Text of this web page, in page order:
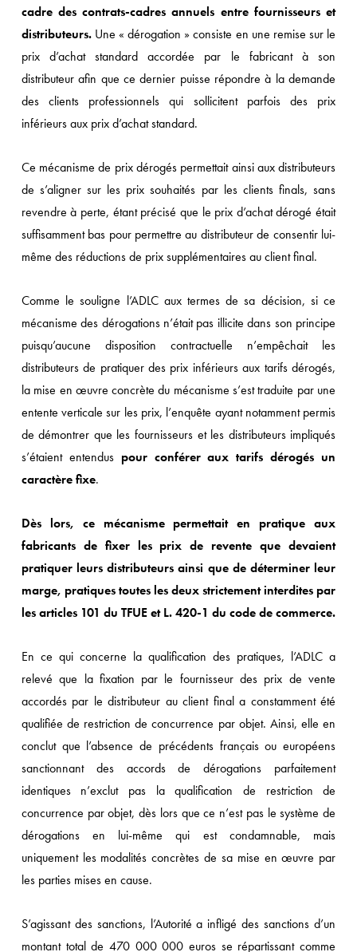
cadre des contrats-cadres annuels entre fournisseurs et
distributeurs. Une « dérogation » consiste en une remise sur le
prix d’achat standard accordée par le fabricant à son
distributeur afin que ce dernier puisse répondre à la demande
des clients professionnels qui sollicitent parfois des prix
inférieurs aux prix d’achat standard.
Ce mécanisme de prix dérogés permettait ainsi aux distributeurs
de s’aligner sur les prix souhaités par les clients finals, sans
revendre à perte, étant précisé que le prix d’achat dérogé était
suffisamment bas pour permettre au distributeur de consentir lui-
même des réductions de prix supplémentaires au client final.
Comme le souligne l’ADLC aux termes de sa décision, si ce
mécanisme des dérogations n’était pas illicite dans son principe
puisqu’aucune disposition contractuelle n’empêchait les
distributeurs de pratiquer des prix inférieurs aux tarifs dérogés,
la mise en œuvre concrète du mécanisme s’est traduite par une
entente verticale sur les prix, l’enquête ayant notamment permis
de démontrer que les fournisseurs et les distributeurs impliqués
s’étaient entendus pour conférer aux tarifs dérogés un
caractère fixe.
Dès lors, ce mécanisme permettait en pratique aux
fabricants de fixer les prix de revente que devaient
pratiquer leurs distributeurs ainsi que de déterminer leur
marge, pratiques toutes les deux strictement interdites par
les articles 101 du TFUE et L. 420-1 du code de commerce.
En ce qui concerne la qualification des pratiques, l’ADLC a
relevé que la fixation par le fournisseur des prix de vente
accordés par le distributeur au client final a constamment été
qualifiée de restriction de concurrence par objet. Ainsi, elle en
conclut que l’absence de précédents français ou européens
sanctionnant des accords de dérogations parfaitement
identiques n’exclut pas la qualification de restriction de
concurrence par objet, dès lors que ce n’est pas le système de
dérogations en lui-même qui est condamnable, mais
uniquement les modalités concrètes de sa mise en œuvre par
les parties mises en cause.
S’agissant des sanctions, l’Autorité a infligé des sanctions d’un
montant total de 470 000 000 euros se répartissant comme